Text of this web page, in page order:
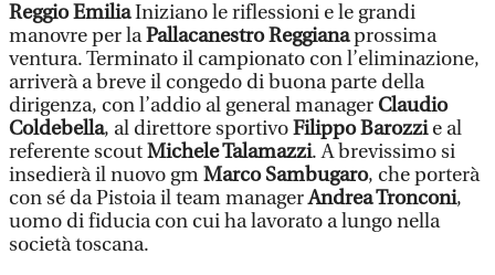
Reggio EmiliaIniziano le riflessioni e le grandi
manovre per laPallacanestro Reggianaprossima
ventura. Terminato il campionato con l’eliminazione,
arriverà a breve il congedo di buona parte della
dirigenza, con l’addio al general manager Claudio
Coldebella, al direttore sportivoFilippo Barozzie al
referente scoutMichele Talamazzi. A brevissimo si
insedierà il nuovo gmMarco Sambugaro, che porterà
con sé da Pistoia il team managerAndrea Tronconi,
uomo di fiducia con cui ha lavorato a lungo nella
società toscana.